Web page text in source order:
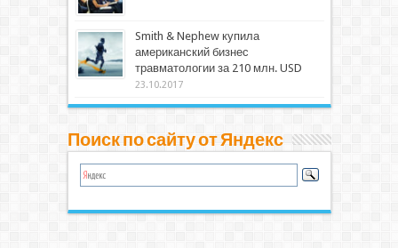
Smith & Nephew купила
американский бизнес
травматологии за 210 млн. USD
23.10.2017
Поиск по сайту от Яндекс